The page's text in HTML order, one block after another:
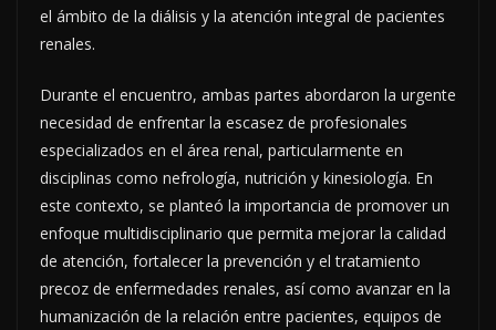
el ámbito de la diálisis y la atención integral de pacientes
renales.
Durante el encuentro, ambas partes abordaron la urgente
necesidad de enfrentar la escasez de profesionales
especializados en el área renal, particularmente en
disciplinas como nefrología, nutrición y kinesiología. En
este contexto, se planteó la importancia de promover un
enfoque multidisciplinario que permita mejorar la calidad
de atención, fortalecer la prevención y el tratamiento
precoz de enfermedades renales, así como avanzar en la
humanización de la relación entre pacientes, equipos de